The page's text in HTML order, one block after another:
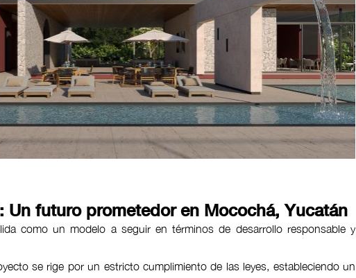
Un futuro prometedor en Mocochá, Yucatán
como un modelo a seguir en términos de desarrollo responsable y
se rige por un estricto cumplimiento de las leyes, estableciendo un